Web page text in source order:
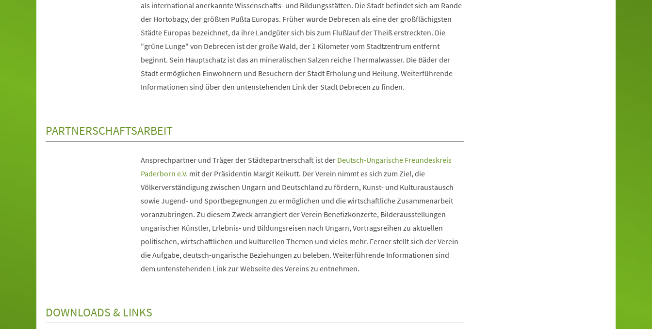
als international anerkannte Wissenschafts- und Bildungsstätten. Die Stadt befindet sich am Rande
der Hortobagy, der größten Pußta Europas. Früher wurde Debrecen als eine der großflächigsten
Städte Europas bezeichnet, da ihre Landgüter sich bis zum Flußlauf der Theiß erstreckten. Die
"grüne Lunge" von Debrecen ist der große Wald, der 1 Kilometer vom Stadtzentrum entfernt
beginnt. Sein Hauptschatz ist das an mineralischen Salzen reiche Thermalwasser. Die Bäder der
Stadt ermöglichen Einwohnern und Besuchern der Stadt Erholung und Heilung. Weiterführende
Informationen sind über den untenstehenden Link der Stadt Debrecen zu finden.
PARTNERSCHAFTSARBEIT
Ansprechpartner und Träger der Städtepartnerschaft ist der Deutsch-Ungarische Freundeskreis
Paderborn e.V. mit der Präsidentin Margit Keikutt. Der Verein nimmt es sich zum Ziel, die
Völkerverständigung zwischen Ungarn und Deutschland zu fördern, Kunst- und Kulturaustausch
sowie Jugend- und Sportbegegnungen zu ermöglichen und die wirtschaftliche Zusammenarbeit
voranzubringen. Zu diesem Zweck arrangiert der Verein Benefizkonzerte, Bilderausstellungen
ungarischer Künstler, Erlebnis- und Bildungsreisen nach Ungarn, Vortragsreihen zu aktuellen
politischen, wirtschaftlichen und kulturellen Themen und vieles mehr. Ferner stellt sich der Verein
die Aufgabe, deutsch-ungarische Beziehungen zu beleben. Weiterführende Informationen sind
dem untenstehenden Link zur Webseite des Vereins zu entnehmen.
DOWNLOADS & LINKS